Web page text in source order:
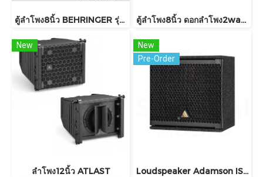
ตู้ลำโพง8นิ้ว BEHRINGER รุ่น PK108A , PK108 ตู้ลำโพง8นิ้ว ดอกลำโพง2way รุ่น X8
New
ลำโพง12นิ้ว ATLAST
New
Pre-Order
Loudspeaker Adamson IS5c